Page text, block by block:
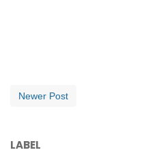
Newer Post
LABEL